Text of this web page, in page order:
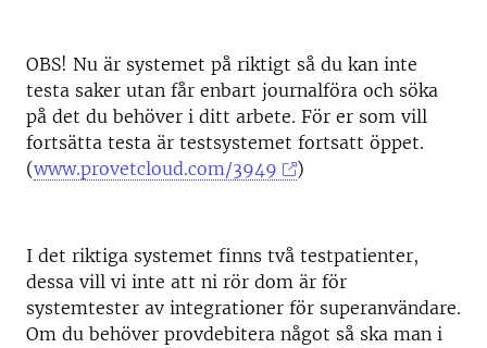
OBS! Nu är systemet på riktigt så du kan inte
testa saker utan får enbart journalföra och söka
på det du behöver i ditt arbete. För er som vill
fortsätta testa är testsystemet fortsatt öppet.
(www.provetcloud.com/3949 )
I det riktiga systemet finns två testpatienter,
dessa vill vi inte att ni rör dom är för
systemtester av integrationer för superanvändare.
Om du behöver provdebitera något så ska man i